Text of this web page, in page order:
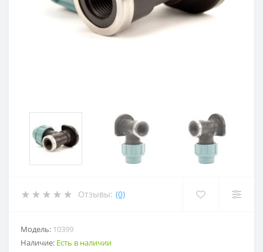
Отзывы: (0)
Модель: 10399
Наличие: Есть в наличии